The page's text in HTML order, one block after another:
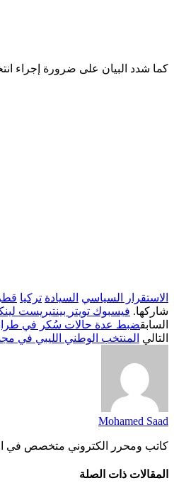
كما شدد البيان على ضرورة إجراء
الاستقرار السياسي السيادة تركيا قطر
شاركها. فيسبوك تويتر بينتيريست
السابقضبط عدة حالات سُكر في
التالي المنتخب الوطني الليبي في
Mohamed Saad
كاتب ومحرر الكتروني متخصص في الشأن الليبي والتقني، رئيس تحرير موقع
المقالات ذات الصلة